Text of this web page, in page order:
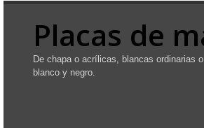
Placas de
De chapa o acrílicas, blancas ordinarias
blanco y negro.